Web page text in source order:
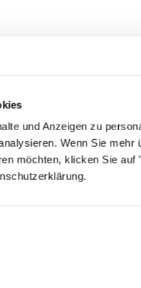
und Anzeigen zu
Wenn Sie mehr
möchten, klicken Sie auf
jak UL, CSA, BSA, DIN
dowodzą, że wysoka
jest